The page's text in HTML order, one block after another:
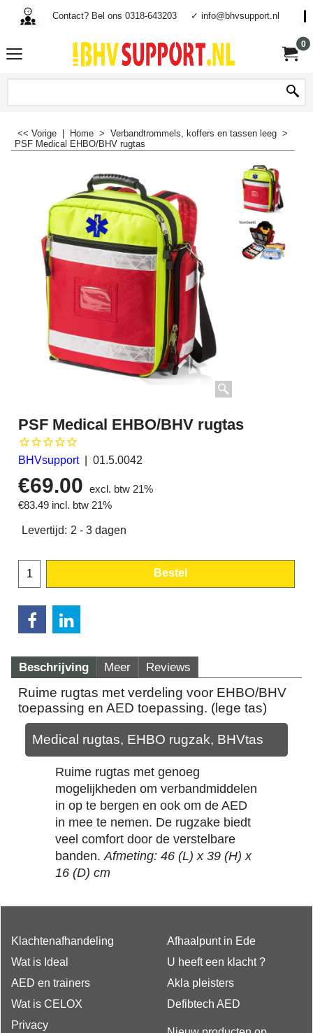
Contact? Bel ons 0318-643203 ✓ info@bhvsupport.nl
0
<< Vorige Home > Verbandtrommels, koffers en tassen leeg >
PSF Medical EHBO/BHV rugtas
PSF Medical EHBO/BHV rugtas
BHVsupport 01.5.0042
€69.00
excl. btw 21%
€83.49 incl. btw 21%
Levertijd: 2 - 3 dagen
Bestel
Beschrijving Meer Reviews
Ruime rugtas met verdeling voor EHBO/BHV
toepassing en AED toepassing. (lege tas)
Medical rugtas, EHBO rugzak, BHVtas
Ruime rugtas met genoeg
mogelijkheden om verbandmiddelen
in op te bergen en ook om de AED
in mee te nemen. De rugzake biedt
veel comfort door de verstelbare
banden.Afmeting: 46 (L) x 39 (H) x
16 (D) cm
Klachtenafhandeling
Wat is Ideal
AED en trainers
Wat is CELOX
Privacy
Afhaalpunt in Ede
U heeft een klacht ?
Akla pleisters
Defibtech AED